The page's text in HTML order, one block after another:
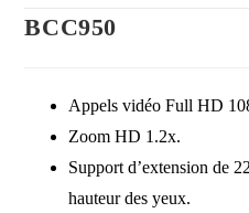
BCC950
Appels vidéo Full HD
Zoom HD 1.2x.
Support d’extension de
hauteur des yeux.